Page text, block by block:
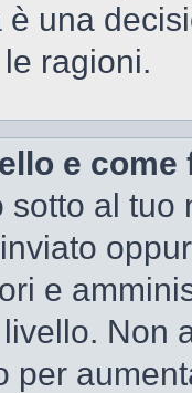
una
ragioni.
e
sotto al
e
Non
per